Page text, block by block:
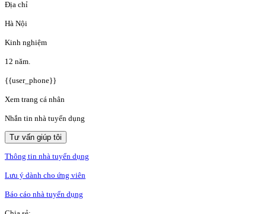
Địa chỉ
Hà Nội
Kinh nghiệm
12 năm.
{{user_phone}}
Xem trang cá nhân
Nhắn tin nhà tuyển dụng
Tư vấn giúp tôi
Thông tin nhà tuyển dụng
Lưu ý dành cho ứng viên
Báo cáo nhà tuyển dụng